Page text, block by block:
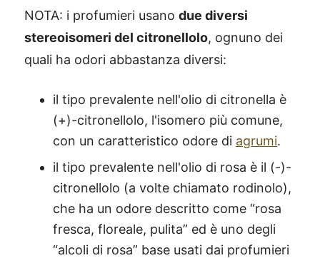
NOTA: i profumieri usano due diversi
stereoisomeri del citronellolo, ognuno dei
quali ha odori abbastanza diversi:
il tipo prevalente nell'olio di citronella è
(+)-citronellolo, l'isomero più comune,
con un caratteristico odore di agrumi.
il tipo prevalente nell'olio di rosa è il (-)-
citronellolo (a volte chiamato rodinolo),
che ha un odore descritto come “rosa
fresca, floreale, pulita” ed è uno degli
“alcoli di rosa” base usati dai profumieri